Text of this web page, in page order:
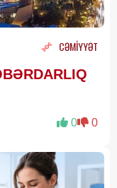
CƏMİYYƏT
0 0